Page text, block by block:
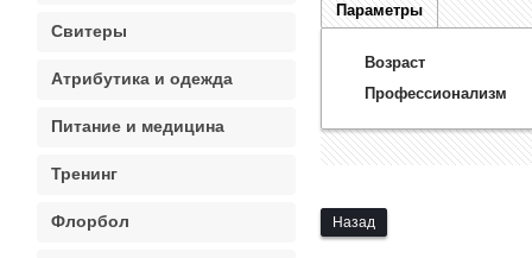
Параметры
Возраст
Профессионализм
Назад
Свитеры
Атрибутика и одежда
Питание и медицина
Тренинг
Флорбол